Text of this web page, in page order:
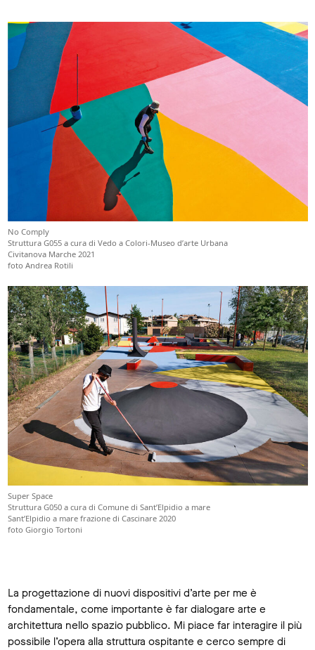
No Comply
Struttura G055 a cura di Vedo a Colori-Museo d’arte Urbana
Civitanova Marche 2021
foto Andrea Rotili
Super Space
Struttura G050 a cura di Comune di Sant’Elpidio a mare
Sant’Elpidio a mare frazione di Cascinare 2020
foto Giorgio Tortoni
La progettazione di nuovi dispositivi d’arte per me è
fondamentale, come importante è far dialogare arte e
architettura nello spazio pubblico. Mi piace far interagire il più
possibile l’opera alla struttura ospitante e cerco sempre di